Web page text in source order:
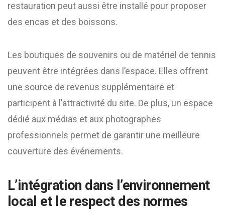
restauration peut aussi être installé pour proposer
des encas et des boissons.
Les boutiques de souvenirs ou de matériel de tennis
peuvent être intégrées dans l’espace. Elles offrent
une source de revenus supplémentaire et
participent à l’attractivité du site. De plus, un espace
dédié aux médias et aux photographes
professionnels permet de garantir une meilleure
couverture des événements.
L’intégration dans l’environnement
local et le respect des normes